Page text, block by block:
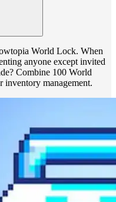
World Lock. When
anyone except invited
Combine 100 World
management.